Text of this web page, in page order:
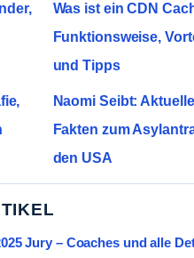
Was ist ein CDN
Funktionsweise,
und Tipps
Naomi Seibt: Aktuelle
Fakten zum
den USA
Jury – Coaches und alle